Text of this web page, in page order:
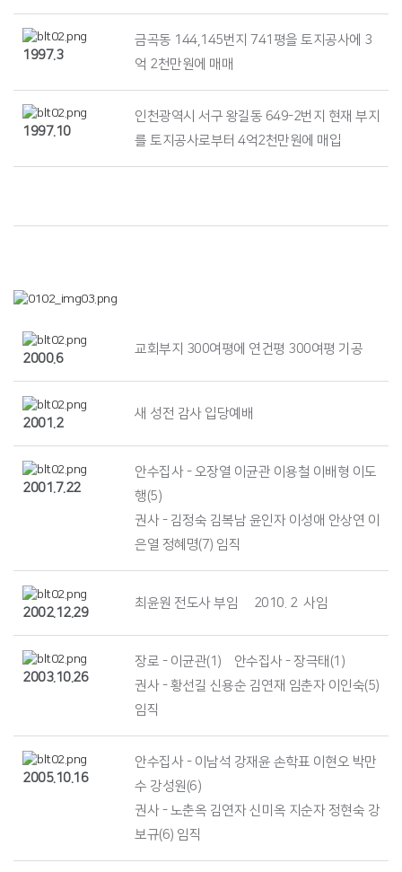
1997.3
금곡동 144,145번지 741평을 토지공사에 3
억 2천만원에 매매
1997.10
인천광역시 서구 왕길동 649-2번지 현재 부지
를 토지공사로부터 4억2천만원에 매입
2000.6
교회부지 300여평에 연건평 300여평 기공
2001.2
새 성전 감사 입당예배
2001.7.22
안수집사 - 오장열 이균관 이용철 이배형 이도
행(5)
권사 - 김정숙 김복남 윤인자 이성애 안상연 이
은열 정혜명(7) 임직
2002.12.29
최윤원 전도사 부임 2010. 2 사임
2003.10.26
장로 - 이균관(1) 안수집사 - 장극태(1)
권사 - 황선길 신용순 김연재 임춘자 이인숙(5)
임직
2005.10.16
안수집사 - 이남석 강재윤 손학표 이현오 박만
수 강성원(6)
권사 - 노춘옥 김연자 신미옥 지순자 정현숙 강
보규(6) 임직